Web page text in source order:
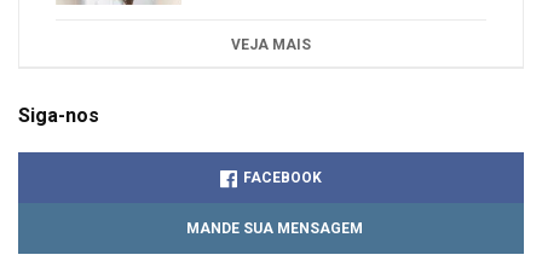
VEJA MAIS
Siga-nos
FACEBOOK
MANDE SUA MENSAGEM